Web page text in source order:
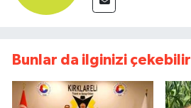
Bunlar da ilginizi çekebilir